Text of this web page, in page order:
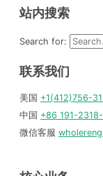
站内搜索
Search for:
联系我们
美国 +1(412)756-
中国 +86 191-
微信客服